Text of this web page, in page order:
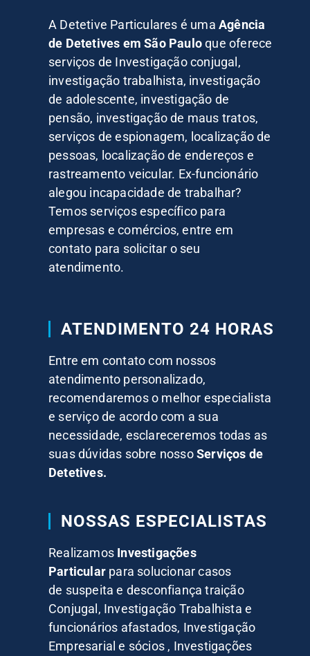
A Detetive Particulares é uma Agência
de Detetives em São Pauloque oferece
serviços de Investigação conjugal,
investigação trabalhista, investigação
de adolescente, investigação de
pensão, investigação de maus tratos,
serviços de espionagem, localização de
pessoas, localização de endereços e
rastreamento veicular. Ex-funcionário
alegou incapacidade de trabalhar?
Temos serviços específico para
empresas e comércios, entre em
contato para solicitar o seu
atendimento.
ATENDIMENTO 24 HORAS
Entre em contato com nossos
atendimento personalizado,
recomendaremos o melhor especialista
e serviço de acordo com a sua
necessidade, esclareceremos todas as
suas dúvidas sobre nossoServiços de
Detetives.
NOSSAS ESPECIALISTAS
Realizamos Investigações
Particular para solucionar casos
de suspeita e desconfiança traição
Conjugal, Investigação Trabalhista e
funcionários afastados, Investigação
Empresarial e sócios , Investigações